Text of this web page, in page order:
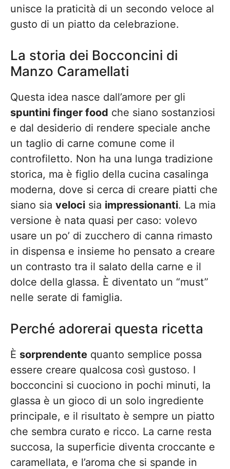
unisce la praticità di un secondo veloce al
gusto di un piatto da celebrazione.
La storia dei Bocconcini di
Manzo Caramellati
Questa idea nasce dall’amore per gli
spuntini finger food che siano sostanziosi
e dal desiderio di rendere speciale anche
un taglio di carne comune come il
controfiletto. Non ha una lunga tradizione
storica, ma è figlio della cucina casalinga
moderna, dove si cerca di creare piatti che
siano sia veloci sia impressionanti. La mia
versione è nata quasi per caso: volevo
usare un po’ di zucchero di canna rimasto
in dispensa e insieme ho pensato a creare
un contrasto tra il salato della carne e il
dolce della glassa. È diventato un “must”
nelle serate di famiglia.
Perché adorerai questa ricetta
È sorprendente quanto semplice possa
essere creare qualcosa così gustoso. I
bocconcini si cuociono in pochi minuti, la
glassa è un gioco di un solo ingrediente
principale, e il risultato è sempre un piatto
che sembra curato e ricco. La carne resta
succosa, la superficie diventa croccante e
caramellata, e l’aroma che si spande in